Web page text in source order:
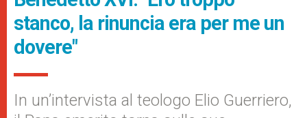
stanco, la rinuncia era per me un
dovere"
In un’intervista al teologo Elio Guerriero,